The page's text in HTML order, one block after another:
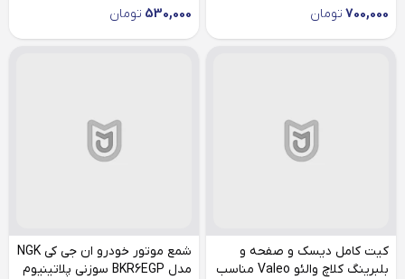
700,000 تومان 530,000 تومان
کیت کامل دیسک و صفحه و
بلبرینگ کلاچ والئو Valeo مناسب
شمع موتور خودرو ان جی کی NGK
مدل BKR6EGP سوزنی پلاتینیوم